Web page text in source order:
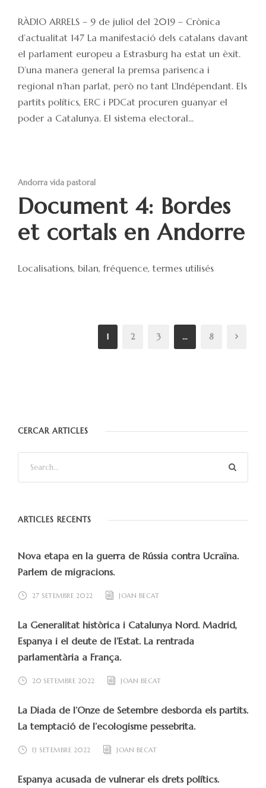
RÀDIO ARRELS – 9 de juliol del 2019 – Crònica
d’actualitat 147 La manifestació dels catalans davant
el parlament europeu a Estrasburg ha estat un èxit.
D’una manera general la premsa parisenca i
regional n’han parlat, però no tant L’Indépendant. Els
partits polítics, ERC i PDCat procuren guanyar el
poder a Catalunya. El sistema electoral...
Andorra vida pastoral
Document 4: Bordes
et cortals en Andorre
Localisations, bilan, fréquence, termes utilisés
1 2 3 … 8
CERCAR ARTICLES
ARTICLES RECENTS
Nova etapa en la guerra de Rússia contra Ucraïna.
Parlem de migracions.
27 SETEMBRE 2022 JOAN BECAT
La Generalitat històrica i Catalunya Nord. Madrid,
Espanya i el deute de l’Estat. La rentrada
parlamentària a França.
20 SETEMBRE 2022 JOAN BECAT
La Diada de l’Onze de Setembre desborda els partits.
La temptació de l’ecologisme pessebrita.
13 SETEMBRE 2022 JOAN BECAT
Espanya acusada de vulnerar els drets polítics.